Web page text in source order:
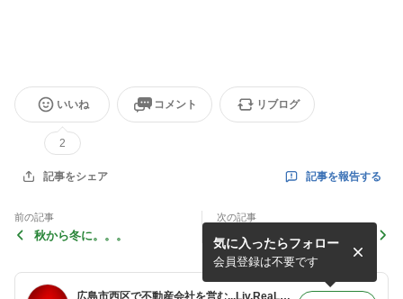
いいね
2
コメント リブログ
記事をシェア 記事を報告する
前の記事
秋から冬に。。。
次の記事
セントエクシア緑井駅前 キ
ャンセル住戸再分譲 実邸案
内受付中！
広島市西区で不動産会社を営む...Liv.ReaLのReal Live
気に入ったらフォロー
会員登録は不要です